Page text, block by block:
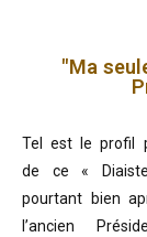
"Ma
Tel est le profil
de ce «
pourtant bien
l’ancien